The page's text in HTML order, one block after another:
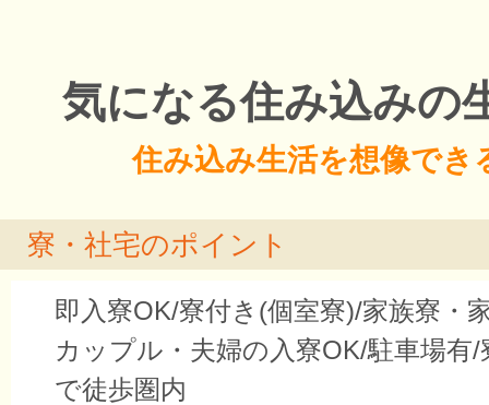
気になる住み込みの
住み込み生活を想像でき
寮・社宅のポイント
即入寮OK/寮付き(個室寮)/家族寮・
カップル・夫婦の入寮OK/駐車場有
で徒歩圏内